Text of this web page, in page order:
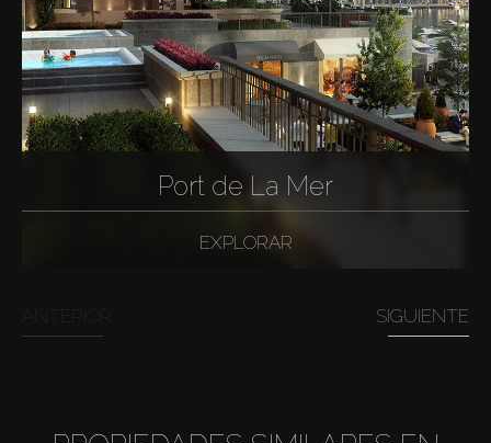
Port de La Mer
EXPLORAR
SIGUIENTE